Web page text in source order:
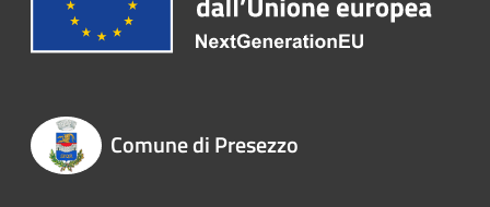
Comune di Presezzo